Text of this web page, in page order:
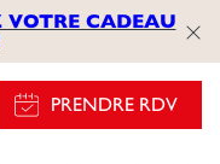
CADEAU
PRENDRE RDV